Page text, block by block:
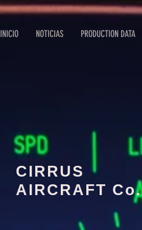
INICIO NOTICIAS PRODUCTION DATA
CIRRUS
AIRCRAFT Co.